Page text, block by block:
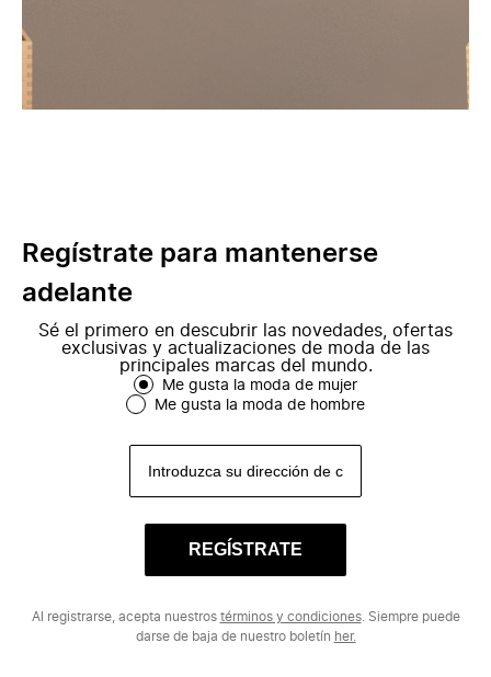
Regístrate para mantenerse
adelante
Sé el primero en descubrir las novedades, ofertas
exclusivas y actualizaciones de moda de las
principales marcas del mundo.
Me gusta la moda de mujer
Me gusta la moda de hombre
REGÍSTRATE
Al registrarse, acepta nuestros términos y condiciones. Siempre puede
darse de baja de nuestro boletín her.